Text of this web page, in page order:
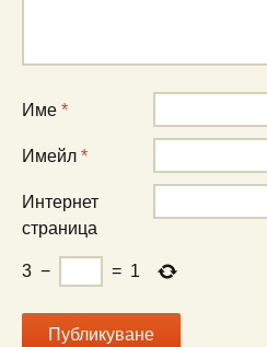
Име *
Имейл *
Интернет
страница
3 − = 1